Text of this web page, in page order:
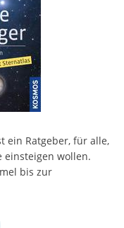
ein Ratgeber, für alle,
einsteigen wollen.
bis zur